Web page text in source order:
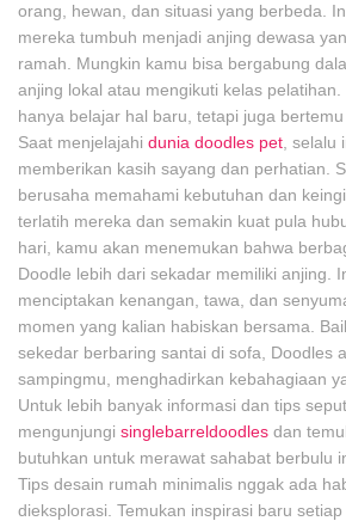
orang, hewan, dan situasi yang berbeda.
mereka tumbuh menjadi anjing dewasa
ramah. Mungkin kamu bisa bergabung
anjing lokal atau mengikuti kelas
hanya belajar hal baru, tetapi juga
Saat menjelajahi dunia doodles pet ,
memberikan kasih sayang dan perhatian.
berusaha memahami kebutuhan dan
terlatih mereka dan semakin kuat pula
hari, kamu akan menemukan bahwa
Doodle lebih dari sekadar memiliki anjing.
menciptakan kenangan, tawa, dan
momen yang kalian habiskan bersama.
sekedar berbaring santai di sofa, Doodles
sampingmu, menghadirkan kebahagiaan
Untuk lebih banyak informasi dan tips
mengunjungi singlebarreldoodles dan
butuhkan untuk merawat sahabat berbulu
Tips desain rumah minimalis nggak ada
dieksplorasi. Temukan inspirasi baru